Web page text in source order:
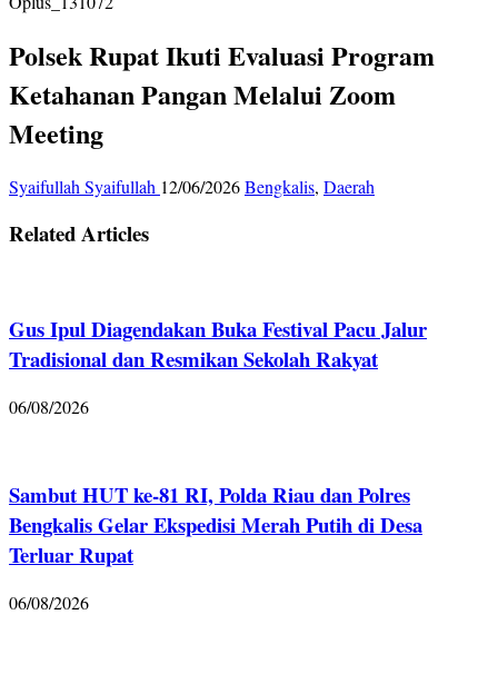
Polsek Rupat Ikuti Evaluasi Program
Ketahanan Pangan Melalui Zoom
Meeting
Syaifullah Syaifullah 12/06/2026Bengkalis, Daerah
Related Articles
Gus Ipul Diagendakan Buka Festival Pacu Jalur
Tradisional dan Resmikan Sekolah Rakyat
06/08/2026
Sambut HUT ke-81 RI, Polda Riau dan Polres
Bengkalis Gelar Ekspedisi Merah Putih di Desa
Terluar Rupat
06/08/2026